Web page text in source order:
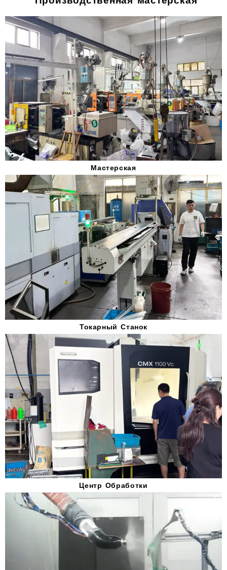
Мастерская
Токарный Станок
Центр Обработки